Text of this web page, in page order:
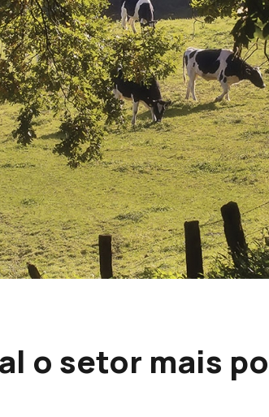
o setor mais